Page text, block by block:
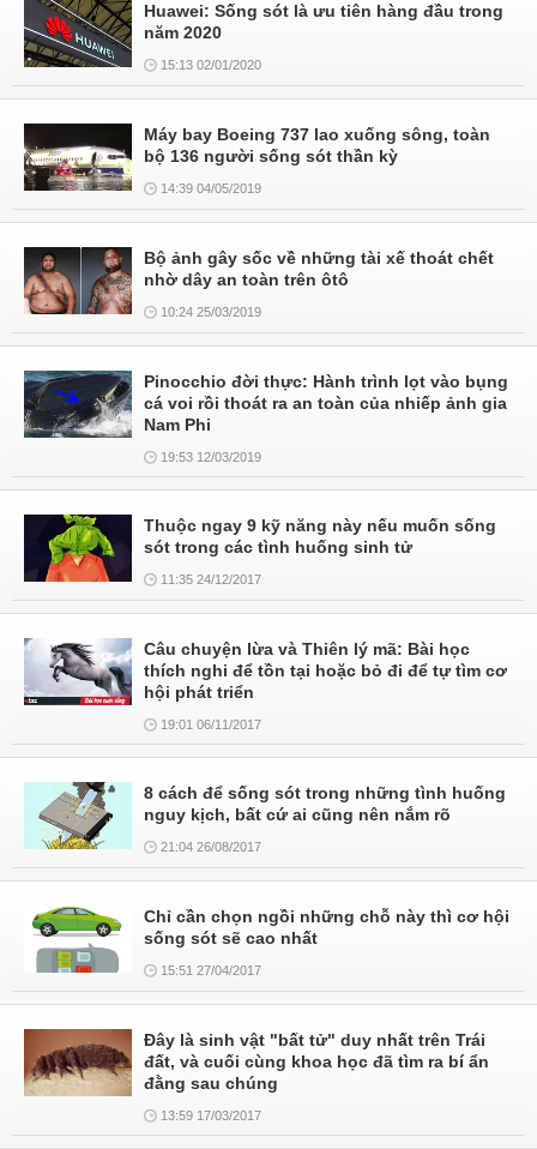
Huawei: Sống sót là ưu tiên hàng đầu trong
năm 2020
15:13 02/01/2020
Máy bay Boeing 737 lao xuống sông, toàn
bộ 136 người sống sót thần kỳ
14:39 04/05/2019
Bộ ảnh gây sốc về những tài xế thoát chết
nhờ dây an toàn trên ôtô
10:24 25/03/2019
Pinocchio đời thực: Hành trình lọt vào bụng
cá voi rồi thoát ra an toàn của nhiếp ảnh gia
Nam Phi
19:53 12/03/2019
Thuộc ngay 9 kỹ năng này nếu muốn sống
sót trong các tình huống sinh tử
11:35 24/12/2017
Câu chuyện lừa và Thiên lý mã: Bài học
thích nghi để tồn tại hoặc bỏ đi để tự tìm cơ
hội phát triển
19:01 06/11/2017
8 cách để sống sót trong những tình huống
nguy kịch, bất cứ ai cũng nên nắm rõ
21:04 26/08/2017
Chỉ cần chọn ngồi những chỗ này thì cơ hội
sống sót sẽ cao nhất
15:51 27/04/2017
Đây là sinh vật "bất tử" duy nhất trên Trái
đất, và cuối cùng khoa học đã tìm ra bí ẩn
đằng sau chúng
13:59 17/03/2017